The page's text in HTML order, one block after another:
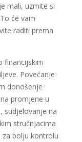
mali, uzmite si
će vam
raditi prema
financijskim
Povećanje
donošenje
promjene u
sudjelovanje na
stručnjacima
za bolju kontrolu